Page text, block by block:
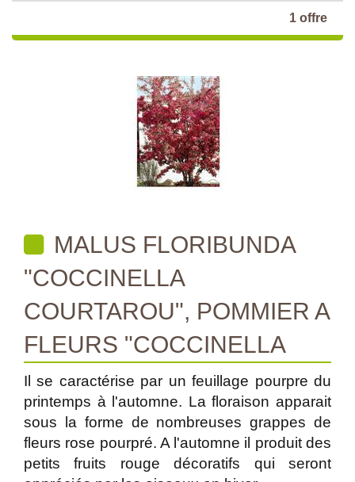
1 offre
MALUS FLORIBUNDA
"COCCINELLA
COURTAROU", POMMIER A
FLEURS "COCCINELLA
Il se caractérise par un feuillage pourpre du
printemps à l'automne. La floraison apparait
sous la forme de nombreuses grappes de
fleurs rose pourpré. A l'automne il produit des
petits fruits rouge décoratifs qui seront